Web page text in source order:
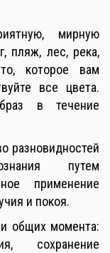
мирную
пляж, лес, река,
которое вам
все цвета.
в течение
разновидностей
путем
применение
и покоя.
общих момента:
сохранение